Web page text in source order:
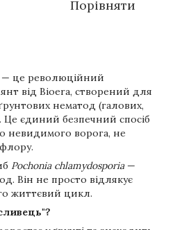
Порівняти
— це революційний
від Bioera, створений для
нематод (галових,
Це єдиний безпечний спосіб
невидимого ворога, не
Pochonia chlamydosporia—
Він не просто відлякує
життєвий цикл.